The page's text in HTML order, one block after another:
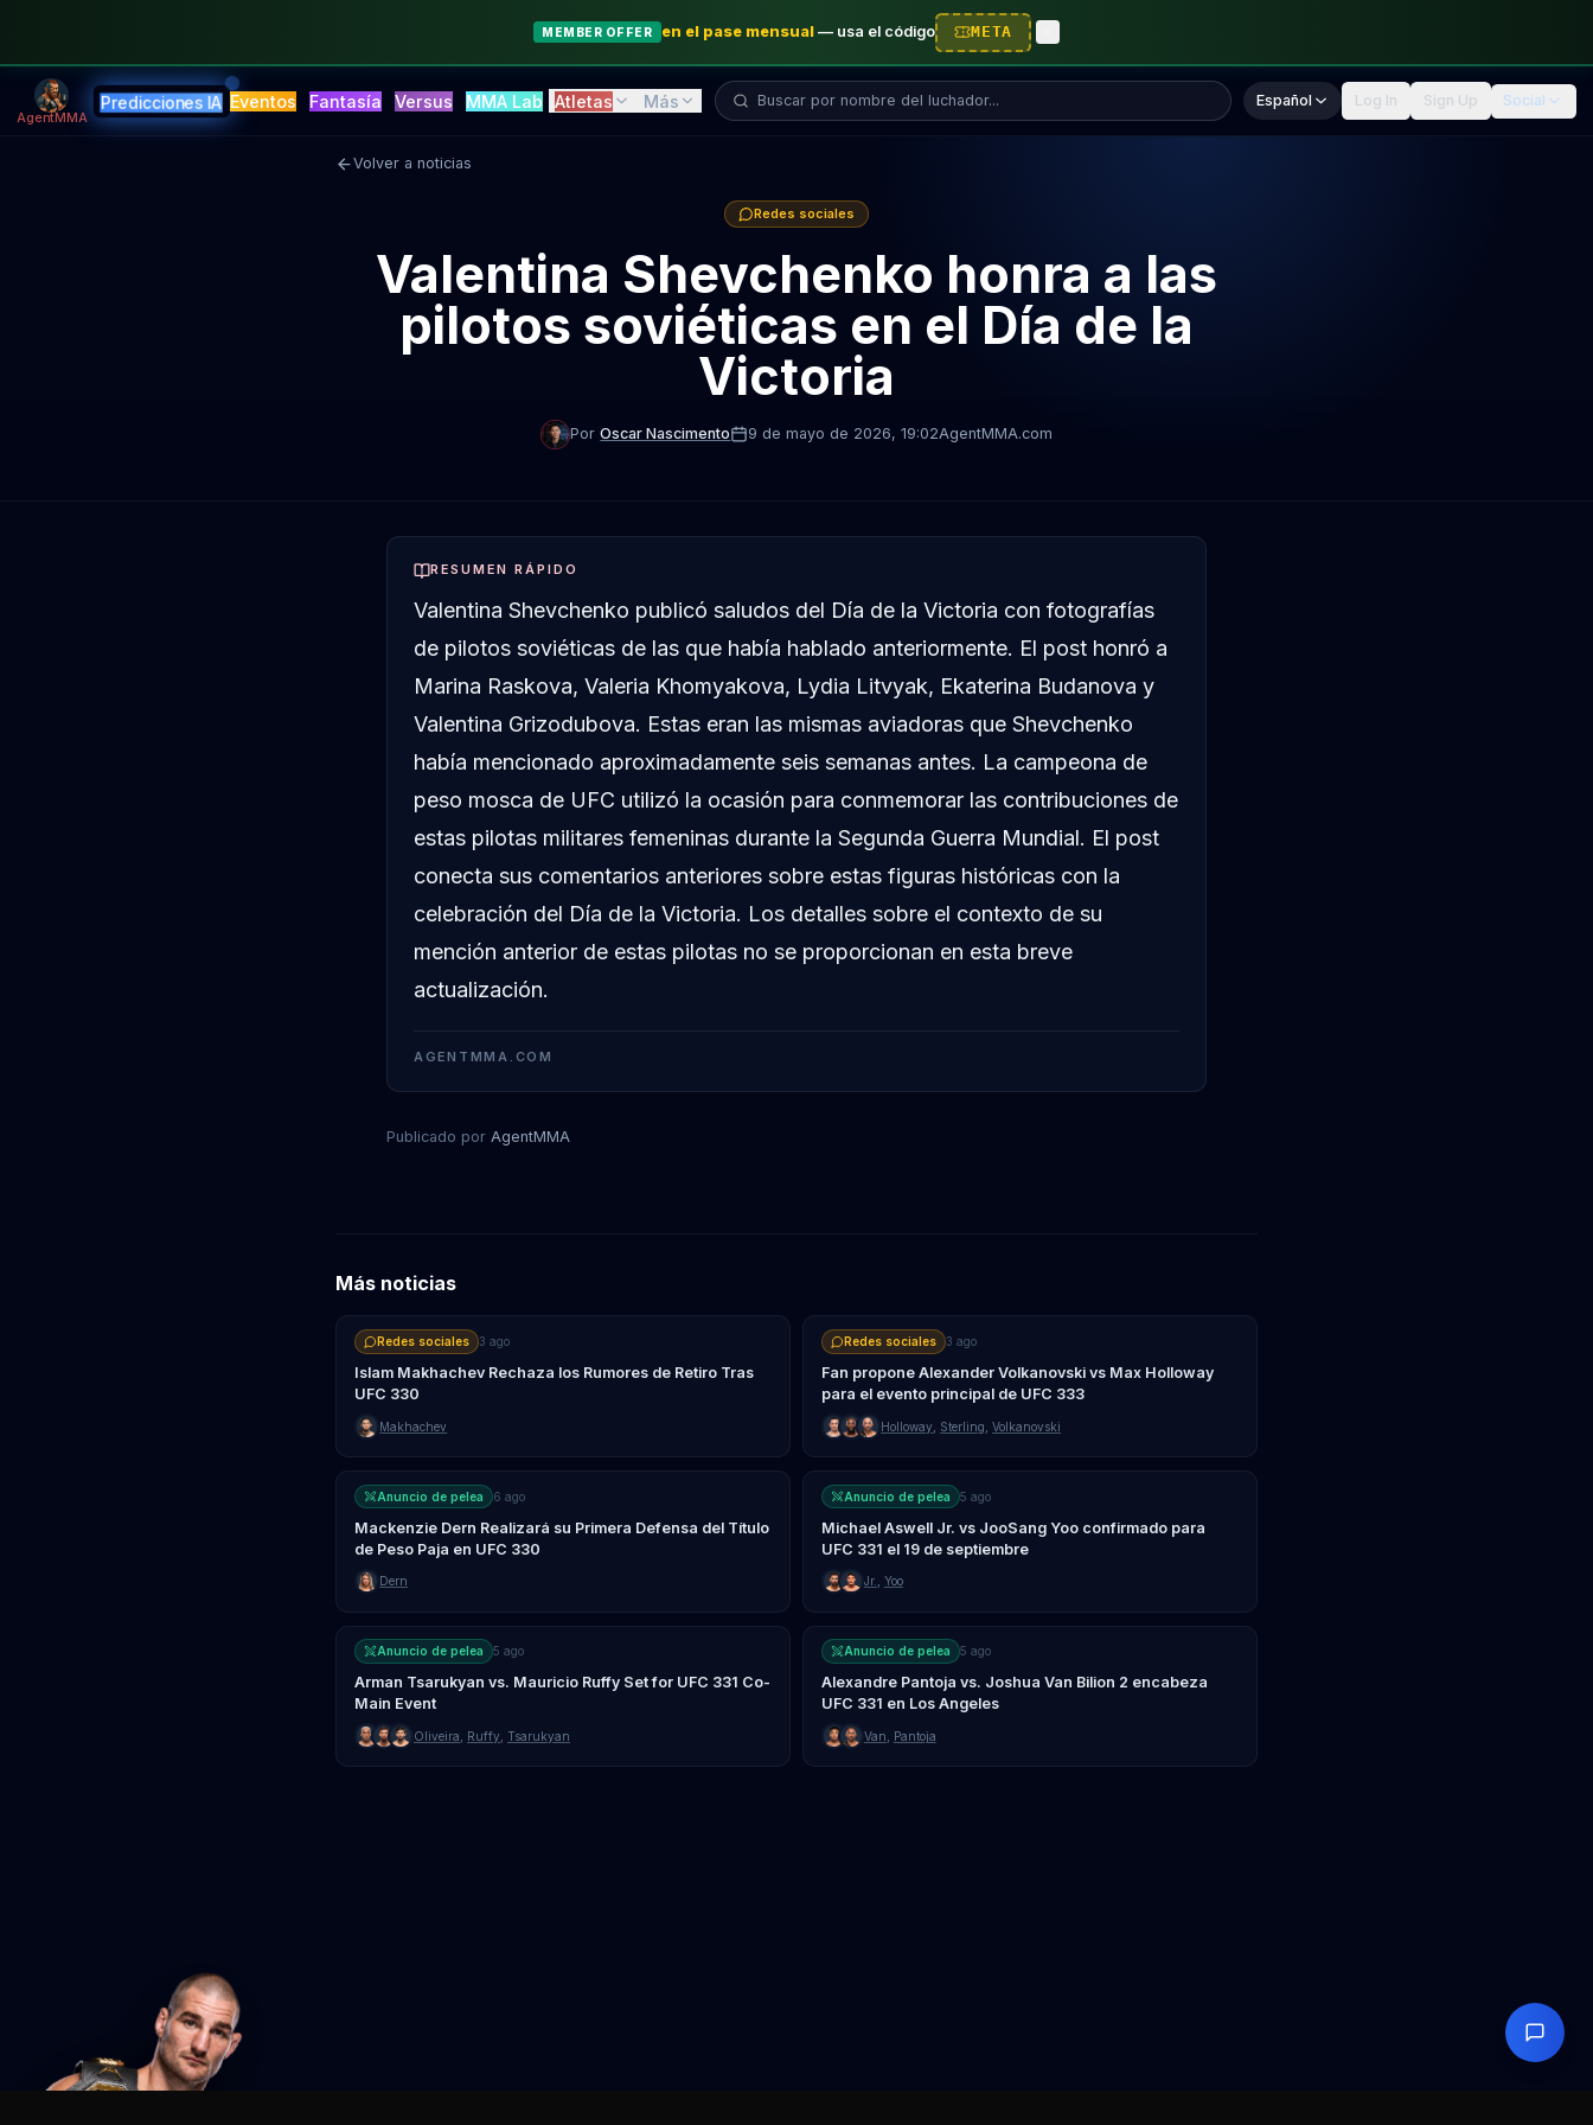
MEMBER OFFER en el pase mensual— usa el código META
AgentMMA
Predicciones IA Eventos Fantasía Versus MMA Lab Atletas Más Buscar luchador... Español Log In Sign Up Social
Volver a noticias
Redes sociales
Valentina Shevchenko honra a las
pilotos soviéticas en el Día de la
Victoria
Por Oscar Nascimento 9 de mayo de 2026, 19:02AgentMMA.com
RESUMEN RÁPIDO
Valentina Shevchenko publicó saludos del Día de la Victoria con fotografías
de pilotos soviéticas de las que había hablado anteriormente. El post honró a
Marina Raskova, Valeria Khomyakova, Lydia Litvyak, Ekaterina Budanova y
Valentina Grizodubova. Estas eran las mismas aviadoras que Shevchenko
había mencionado aproximadamente seis semanas antes. La campeona de
peso mosca de UFC utilizó la ocasión para conmemorar las contribuciones de
estas pilotas militares femeninas durante la Segunda Guerra Mundial. El post
conecta sus comentarios anteriores sobre estas figuras históricas con la
celebración del Día de la Victoria. Los detalles sobre el contexto de su
mención anterior de estas pilotas no se proporcionan en esta breve
actualización.
AGENTMMA.COM
Publicado por AgentMMA
Más noticias
Redes sociales 3 ago
Islam Makhachev Rechaza los Rumores de Retiro Tras
UFC 330
Makhachev
Redes sociales 3 ago
Fan propone Alexander Volkanovski vs Max Holloway
para el evento principal de UFC 333
Holloway Sterling ,Volkanovski
Anuncio de pelea 6 ago
Mackenzie Dern Realizará su Primera Defensa del Título
de Peso Paja en UFC 330
Dern
Anuncio de pelea 5 ago
Michael Aswell Jr. vs JooSang Yoo confirmado para
UFC 331 el 19 de septiembre
Jr. Yoo
Anuncio de pelea 5 ago
Arman Tsarukyan vs. Mauricio Ruffy Set for UFC 331 Co-
Main Event
Oliveira Ruffy Tsarukyan
Anuncio de pelea 5 ago
Alexandre Pantoja vs. Joshua Van Bilion 2 encabeza
UFC 331 en Los Angeles
Van Pantoja